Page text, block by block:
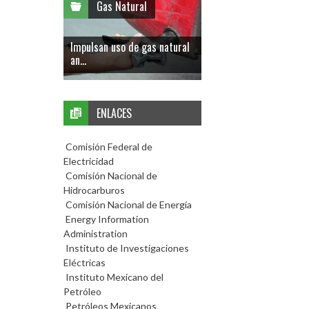
Gas Natural
Impulsan uso de gas natural
an...
ENLACES
Comisión Federal de
Electricidad
Comisión Nacional de
Hidrocarburos
Comisión Nacional de Energía
Energy Information
Administration
Instituto de Investigaciones
Eléctricas
Instituto Mexicano del
Petróleo
Petróleos Mexicanos